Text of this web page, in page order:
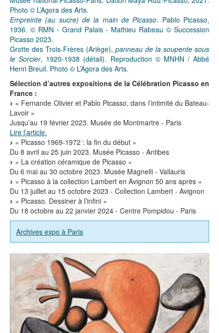
Photo © L’Agora des Arts.
Empreinte (au sucre) de la main de Picasso. Pablo Picasso,
1936. © RMN - Grand Palais - Mathieu Rabeau © Succession
Picasso 2023.
Grotte des Trois-Frères (Ariège), panneau de la soupente sous
le Sorcier, 1920-1938 (détail). Reproduction © MNHN / Abbé
Henri Breuil. Photo © L’Agora des Arts.
Sélection d’autres expositions de la Célébration Picasso en
France :
« Fernande Olivier et Pablo Picasso, dans l’intimité du Bateau-
Lavoir »
Jusqu’au 19 février 2023. Musée de Montmartre - Paris
Lire l’article.
« Picasso 1969-1972 : la fin du début »
Du 8 avril au 25 juin 2023. Musée Picasso - Antibes
« La création céramique de Picasso »
Du 6 mai au 30 octobre 2023. Musée Magnelli - Vallauris
« Picasso à la collection Lambert en Avignon 50 ans après »
Du 13 juillet au 15 octobre 2023 - Collection Lambert - Avignon
« Picasso. Dessiner à l’infini »
Du 18 octobre au 22 janvier 2024 - Centre Pompidou - Paris
Archives expo à Paris